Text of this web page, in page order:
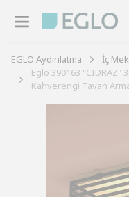
EGLO Aydınlatma İç
Eglo 390163 "CIDRAZ"
Kahverengi Tavan